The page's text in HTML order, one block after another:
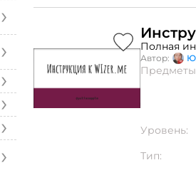
›
›
›
›
›
›
круг –
свои
Полная
Автор:
Уровень:
Тип: